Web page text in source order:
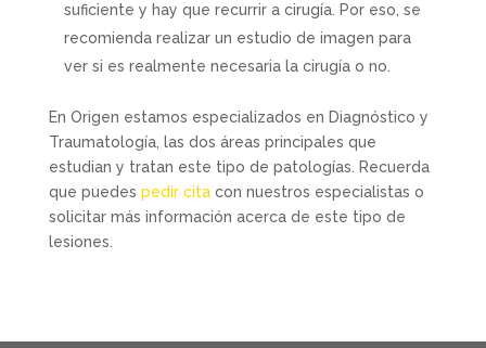
suficiente y hay que recurrir a cirugía. Por eso, se
recomienda realizar un estudio de imagen para
ver si es realmente necesaria la cirugía o no.
En Origen estamos especializados en Diagnóstico y
Traumatología, las dos áreas principales que
estudian y tratan este tipo de patologías. Recuerda
que puedes pedir citacon nuestros especialistas o
solicitar más información acerca de este tipo de
lesiones.